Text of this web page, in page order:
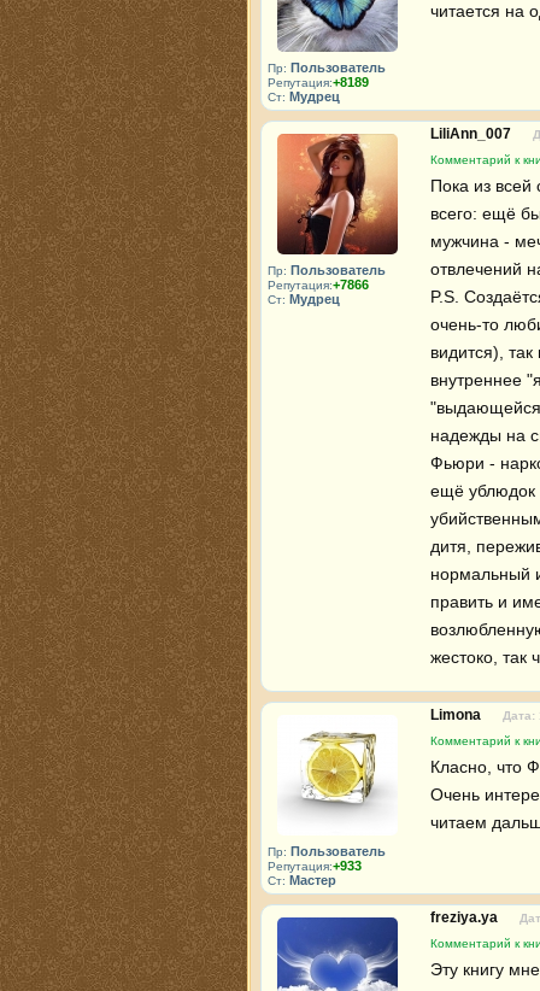
Пр: Пользователь
Репутация:+8189
Ст: Мудрец
читается на
Пр: Пользователь
Репутация:+7866
Ст: Мудрец
LiliAnn_007
Комментарий к
Пока из
всего: ещё
мужчина -
отвлечений
P.S.
очень-то
видится),
внутреннее
надежды на
Фьюри -
ещё ублюдок
дитя,
нормальный
править и
жестоко, так
Пр: Пользователь
Репутация:+933
Ст: Мастер
Limona
Дата:
Комментарий к
Класно, что
Очень
читаем
freziya.ya
Комментарий к
Эту книгу